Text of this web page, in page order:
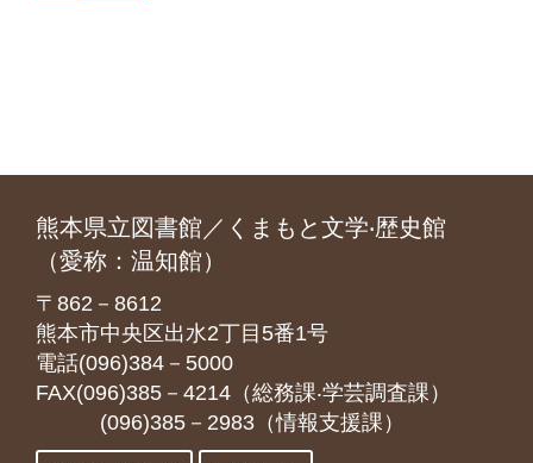
熊本県立図書館／くまもと文学‧歴史館
（愛称：温知館）
〒862－8612
熊本市中央区出水2丁目5番1号
電話(096)384－5000
FAX(096)385－4214（総務課‧学芸調査課）
(096)385－2983（情報支援課）